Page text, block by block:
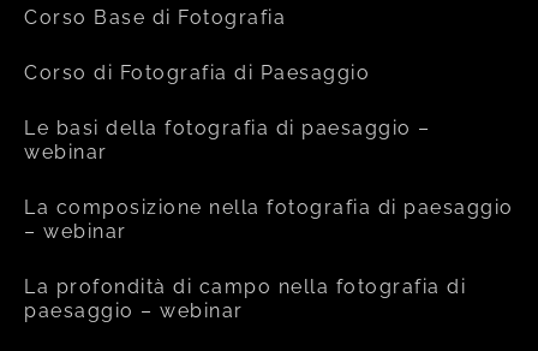
Corso Base di Fotografia
Corso di Fotografia di Paesaggio
Le basi della fotografia di paesaggio –
webinar
La composizione nella fotografia di paesaggio
– webinar
La profondità di campo nella fotografia di
paesaggio – webinar